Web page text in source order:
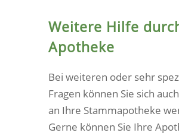
Weitere Hilfe
Apotheke
Bei weiteren oder sehr
Fragen können Sie sich
an Ihre Stammapotheke
Gerne können Sie Ihre